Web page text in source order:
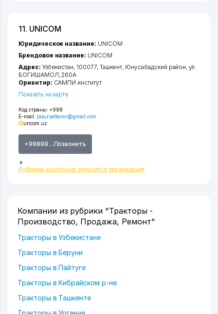
11. UNICOM
Код страны: +998
E-mail: jasursattarov@gmail.com
uncom.uz
+99899 ...Позвонить
Рубрики, к которым относится организация
Юридическое название: UNICOM
Брендовое название: UNICOM
Адрес: Узбекистан, 100077, Ташкент, Юнусабадский район,ул.
БОГИШАМОЛ, 260А
Ориентир: САМПИ институт
Показать на карте
Компании из рубрики "Тракторы -
Производство, Продажа, Ремонт"
Тракторы в Узбекистане
Тракторы в Беруни
Тракторы в Пайтуге
Тракторы в Кибрайском р-не
Тракторы в Ташкенте